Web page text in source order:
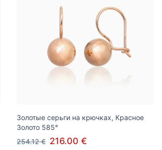
Золотые серьги на крючках, Красное
Золото 585°
254.12 € 216.00 €